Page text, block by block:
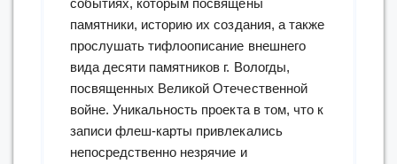
памятники, историю их создания, а также
прослушать тифлоописание внешнего
вида десяти памятников г. Вологды,
посвященных Великой Отечественной
войне. Уникальность проекта в том, что к
записи флеш-карты привлекались
непосредственно незрячие и